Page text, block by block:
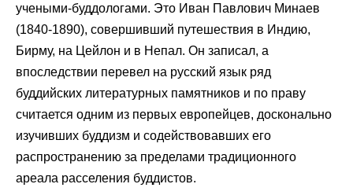
учеными-буддологами. Это Иван Павлович Минаев
(1840-1890), совершивший путешествия в Индию,
Бирму, на Цейлон и в Непал. Он записал, а
впоследствии перевел на русский язык ряд
буддийских литературных памятников и по праву
считается одним из первых европейцев, досконально
изучивших буддизм и содействовавших его
распространению за пределами традиционного
ареала расселения буддистов.